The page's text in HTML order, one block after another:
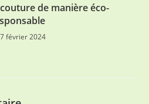
de manière éco-
7 février 2024